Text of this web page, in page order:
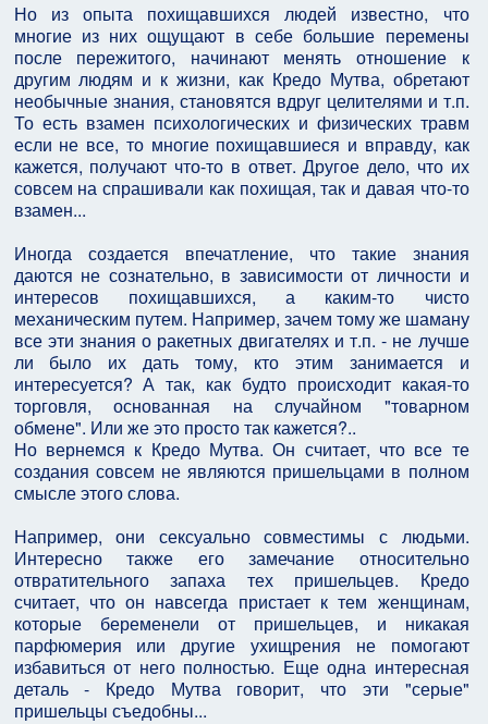
Но из опыта похищавшихся людей известно, что
многие из них ощущают в себе большие перемены
после пережитого, начинают менять отношение к
другим людям и к жизни, как Кредо Мутва, обретают
необычные знания, становятся вдруг целителями и т.п.
То есть взамен психологических и физических травм
если не все, то многие похищавшиеся и вправду, как
кажется, получают что-то в ответ. Другое дело, что их
совсем на спрашивали как похищая, так и давая что-то
взамен...
Иногда создается впечатление, что такие знания
даются не сознательно, в зависимости от личности и
интересов похищавшихся, а каким-то чисто
механическим путем. Например, зачем тому же шаману
все эти знания о ракетных двигателях и т.п. - не лучше
ли было их дать тому, кто этим занимается и
интересуется? А так, как будто происходит какая-то
торговля, основанная на случайном "товарном
обмене". Или же это просто так кажется?..
Но вернемся к Кредо Мутва. Он считает, что все те
создания совсем не являются пришельцами в полном
смысле этого слова.
Например, они сексуально совместимы с людьми.
Интересно также его замечание относительно
отвратительного запаха тех пришельцев. Кредо
считает, что он навсегда пристает к тем женщинам,
которые беременели от пришельцев, и никакая
парфюмерия или другие ухищрения не помогают
избавиться от него полностью. Еще одна интересная
деталь - Кредо Мутва говорит, что эти "серые"
пришельцы съедобны...